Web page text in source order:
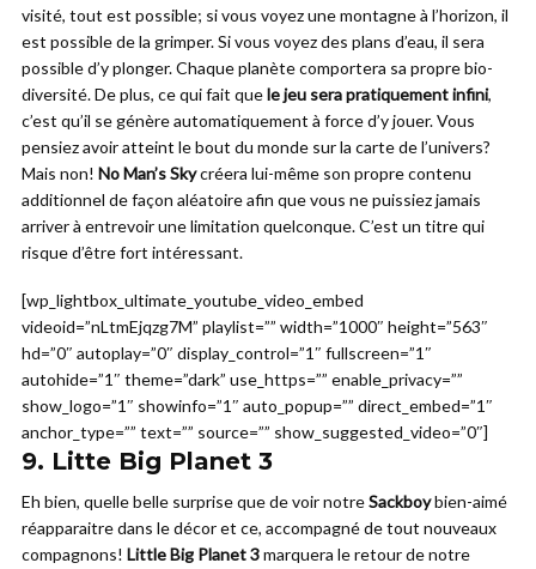
visité, tout est possible; si vous voyez une montagne à l’horizon, il
est possible de la grimper. Si vous voyez des plans d’eau, il sera
possible d’y plonger. Chaque planète comportera sa propre bio-
diversité. De plus, ce qui fait quele jeu sera pratiquement infini,
c’est qu’il se génère automatiquement à force d’y jouer. Vous
pensiez avoir atteint le bout du monde sur la carte de l’univers?
Mais non! No Man’s Skycréera lui-même son propre contenu
additionnel de façon aléatoire afin que vous ne puissiez jamais
arriver à entrevoir une limitation quelconque. C’est un titre qui
risque d’être fort intéressant.
[wp_lightbox_ultimate_youtube_video_embed
videoid=”nLtmEjqzg7M” playlist=”” width=”1000″ height=”563″
hd=”0″ autoplay=”0″ display_control=”1″ fullscreen=”1″
autohide=”1″ theme=”dark” use_https=”” enable_privacy=””
show_logo=”1″ showinfo=”1″ auto_popup=”” direct_embed=”1″
anchor_type=”” text=”” source=”” show_suggested_video=”0″]
9. Litte Big Planet 3
Eh bien, quelle belle surprise que de voir notreSackboybien-aimé
réapparaitre dans le décor et ce, accompagné de tout nouveaux
compagnons! Little Big Planet 3marquera le retour de notre